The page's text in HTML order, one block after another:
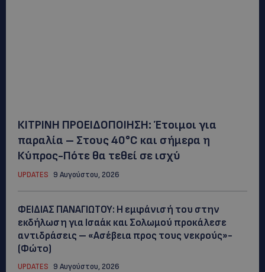
ΚΙΤΡΙΝΗ ΠΡΟΕΙΔΟΠΟΙΗΣΗ: Έτοιμοι για
παραλία – Στους 40°C και σήμερα η
Κύπρος-Πότε θα τεθεί σε ισχύ
UPDATES 9 Αυγούστου, 2026
ΦΕΙΔΙΑΣ ΠΑΝΑΓΙΩΤΟΥ: Η εμφάνισή του στην
εκδήλωση για Ισαάκ και Σολωμού προκάλεσε
αντιδράσεις – «Ασέβεια προς τους νεκρούς»-
(Φώτο)
UPDATES 9 Αυγούστου, 2026